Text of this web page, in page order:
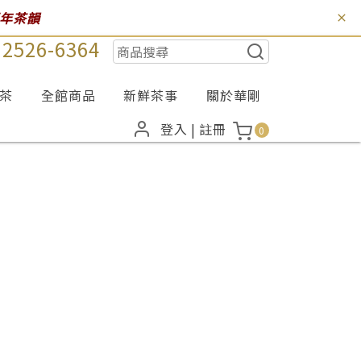
茶韻
6364
全館商品 新鮮茶事
關於華剛
登入 | 註冊 0